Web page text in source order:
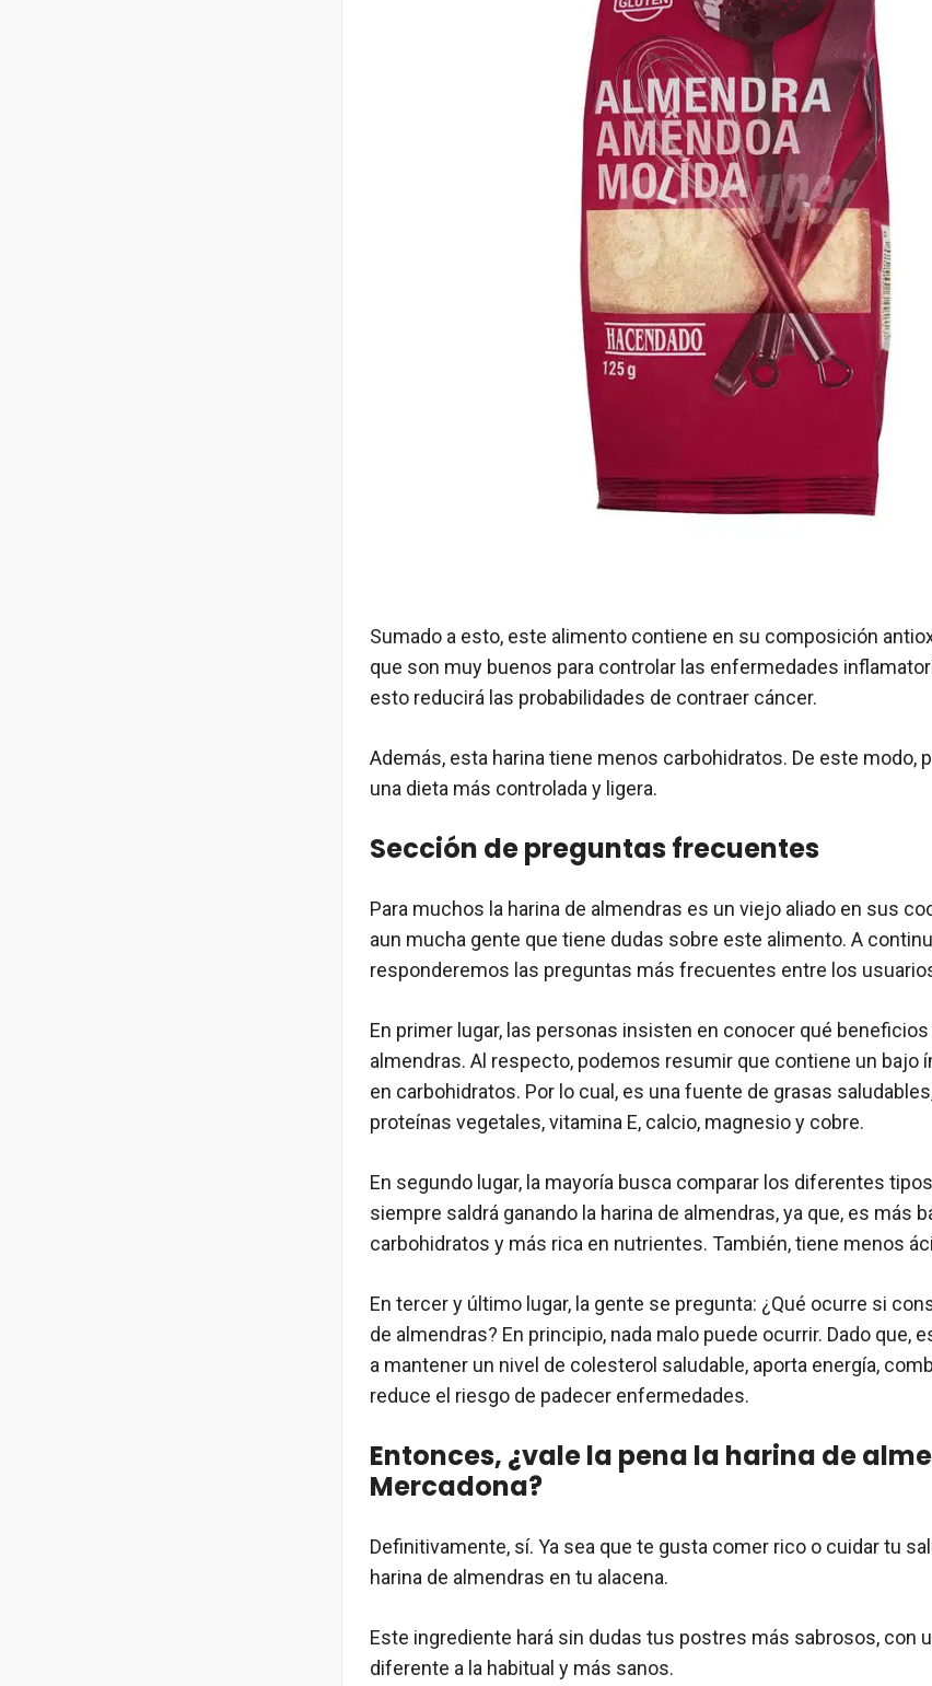
Sumado a esto, este alimento contiene en su composición
que son muy buenos para controlar las enfermedades
esto reducirá las probabilidades de contraer cáncer.
Además, esta harina tiene menos carbohidratos. De este modo,
una dieta más controlada y ligera.
Sección de preguntas frecuentes
Para muchos la harina de almendras es un viejo aliado en sus
aun mucha gente que tiene dudas sobre este alimento. A
responderemos las preguntas más frecuentes entre los
En primer lugar, las personas insisten en conocer qué beneficios
almendras. Al respecto, podemos resumir que contiene un bajo
en carbohidratos. Por lo cual, es una fuente de grasas
proteínas vegetales, vitamina E, calcio, magnesio y cobre.
En segundo lugar, la mayoría busca comparar los diferentes
siempre saldrá ganando la harina de almendras, ya que, es más
carbohidratos y más rica en nutrientes. También, tiene menos
En tercer y último lugar, la gente se pregunta: ¿Qué ocurre si
de almendras? En principio, nada malo puede ocurrir. Dado que,
a mantener un nivel de colesterol saludable, aporta energía,
reduce el riesgo de padecer enfermedades.
Entonces, ¿vale la pena la harina de
Mercadona?
Definitivamente, sí. Ya sea que te gusta comer rico o cuidar tu
harina de almendras en tu alacena.
Este ingrediente hará sin dudas tus postres más sabrosos, con
diferente a la habitual y más sanos.